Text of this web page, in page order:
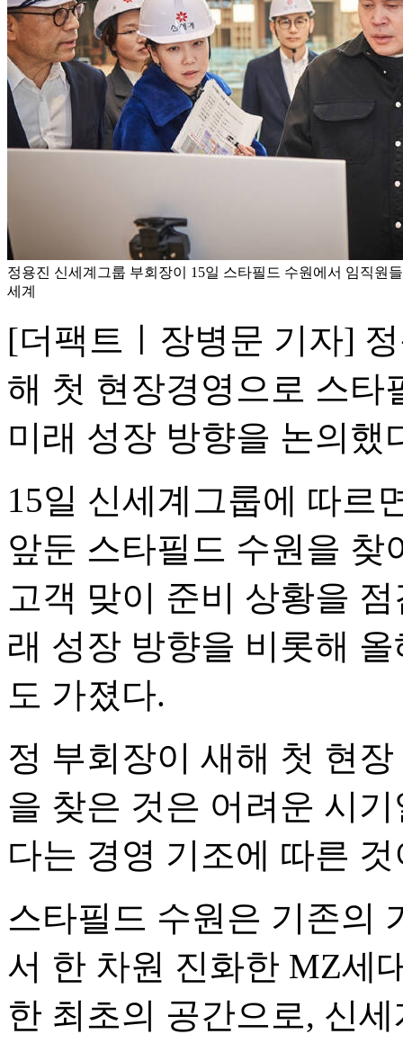
정용진 신세계그룹 부회장이 15일 스타필드 수원에서 임직원
세계
[더팩트ㅣ장병문 기자]
해 첫 현장경영으로 스타
미래 성장 방향을 논의했
15일 신세계그룹에 따르
앞둔 스타필드 수원을 찾
고객 맞이 준비 상황을
래 성장 방향을 비롯해
도 가졌다.
정 부회장이 새해 첫 현
을 찾은 것은 어려운 시
다는 경영 기조에 따른
스타필드 수원은 기존의
서 한 차원 진화한 MZ세
한 최초의 공간으로, 신